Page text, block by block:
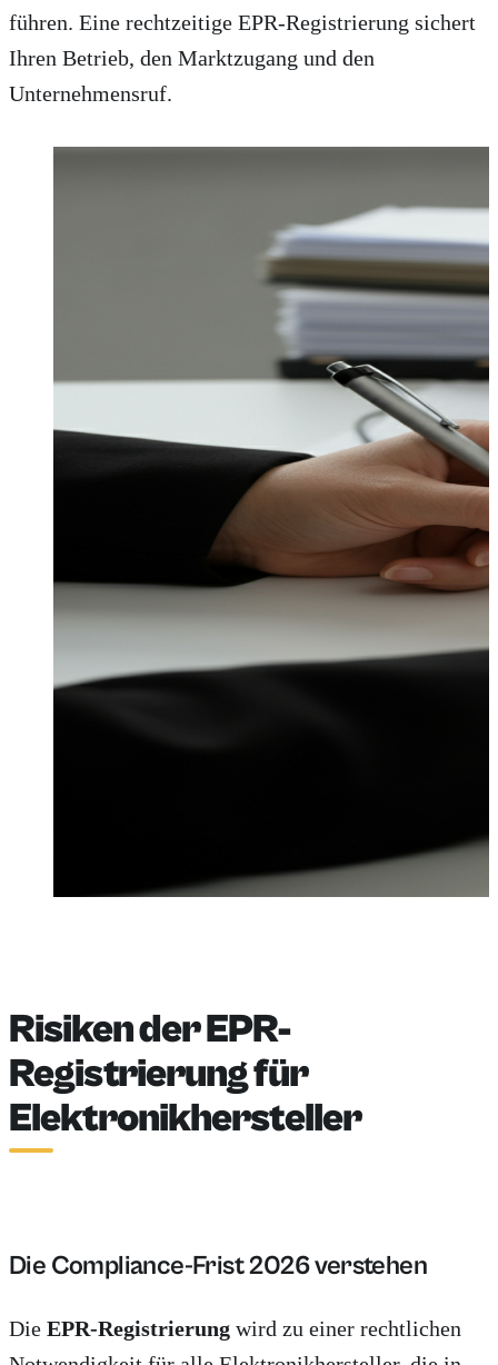
führen. Eine rechtzeitige EPR-Registrierung sichert
Ihren Betrieb, den Marktzugang und den
Unternehmensruf.
Risiken der EPR-
Registrierung für
Elektronikhersteller
Die Compliance-Frist 2026 verstehen
Die EPR-Registrierung wird zu einer rechtlichen